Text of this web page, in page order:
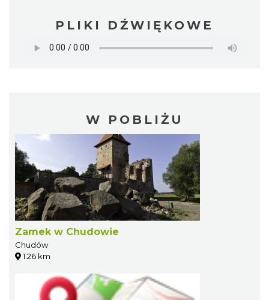
PLIKI DŹWIĘKOWE
W POBLIŻU
Zamek w Chudowie
Chudów
1.26 km